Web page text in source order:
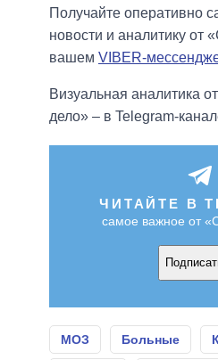
Получайте оперативно
новости и аналитику от
вашем VIBER-
Визуальная аналитика
дело» – в Telegram-
ЧИТАЙТЕ В
самое важное от
МОЗ Больные